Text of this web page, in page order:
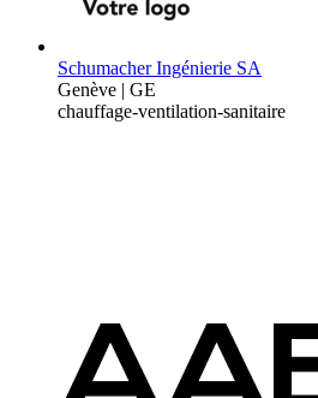
Schumacher Ingénierie SA
Genève | GE
chauffage-ventilation-sanitaire